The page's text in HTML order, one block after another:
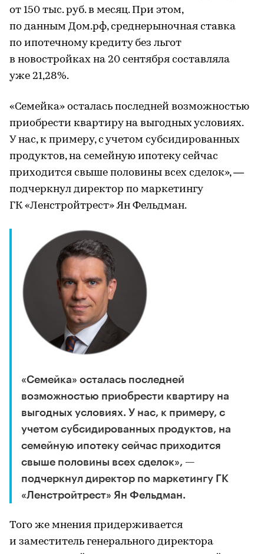
от 150 тыс. руб. в месяц. При этом,
по данным Дом.рф, среднерыночная ставка
по ипотечному кредиту без льгот
в новостройках на 20 сентября составляла
уже 21,28%.
«Семейка» осталась последней возможностью
приобрести квартиру на выгодных условиях.
У нас, к примеру, с учетом субсидированных
продуктов, на семейную ипотеку сейчас
приходится свыше половины всех сделок», —
подчеркнул директор по маркетингу
ГК «Ленстройтрест» Ян Фельдман.
«Семейка» осталась последней
возможностью приобрести квартиру на
выгодных условиях. У нас, к примеру, с
учетом субсидированных продуктов, на
семейную ипотеку сейчас приходится
свыше половины всех сделок», —
подчеркнул директор по маркетингу ГК
«Ленстройтрест» Ян Фельдман.
Того же мнения придерживается
и заместитель генерального директора